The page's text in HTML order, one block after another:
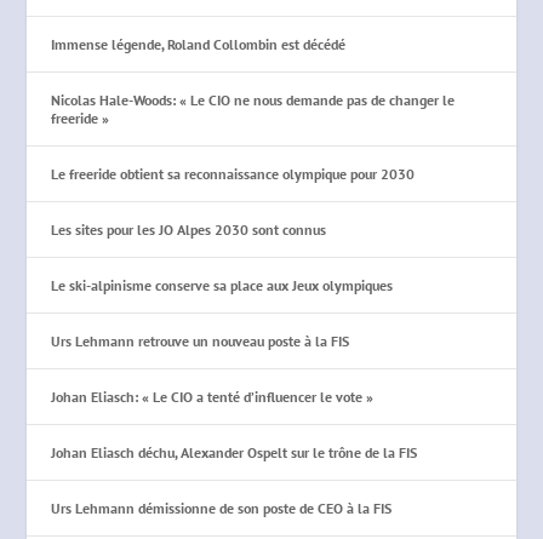
Immense légende, Roland Collombin est décédé
Nicolas Hale-Woods: « Le CIO ne nous demande pas de changer le
freeride »
Le freeride obtient sa reconnaissance olympique pour 2030
Les sites pour les JO Alpes 2030 sont connus
Le ski-alpinisme conserve sa place aux Jeux olympiques
Urs Lehmann retrouve un nouveau poste à la FIS
Johan Eliasch: « Le CIO a tenté d’influencer le vote »
Johan Eliasch déchu, Alexander Ospelt sur le trône de la FIS
Urs Lehmann démissionne de son poste de CEO à la FIS